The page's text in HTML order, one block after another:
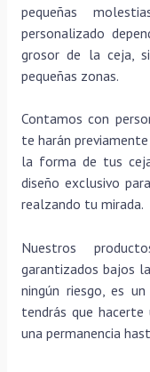
pequeñas
personalizado
grosor de la ceja,
pequeñas zonas.
Contamos con
te harán
la forma de tus
diseño exclusivo
realzando tu mirada.
Nuestros
garantizados bajos
ningún riesgo, es
tendrás que
una permanencia